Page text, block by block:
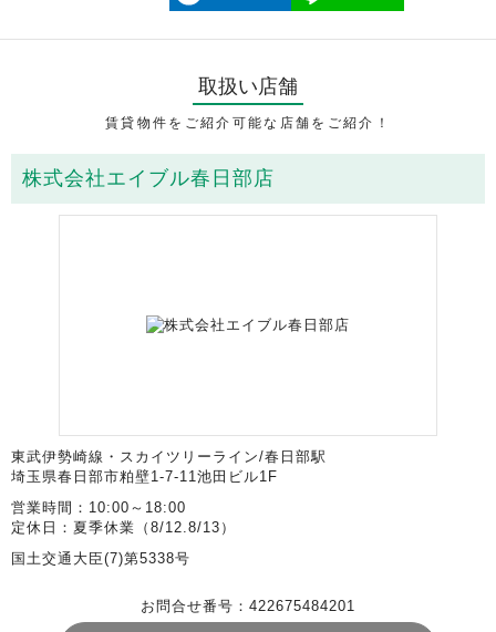
取扱い店舗
賃貸物件をご紹介可能な店舗をご紹介！
株式会社エイブル春日部店
東武伊勢崎線・スカイツリーライン/春日部駅
埼玉県春日部市粕壁1-7-11池田ビル1F
営業時間：10:00～18:00
定休日：夏季休業（8/12.8/13）
国土交通大臣(7)第5338号
お問合せ番号：422675484201